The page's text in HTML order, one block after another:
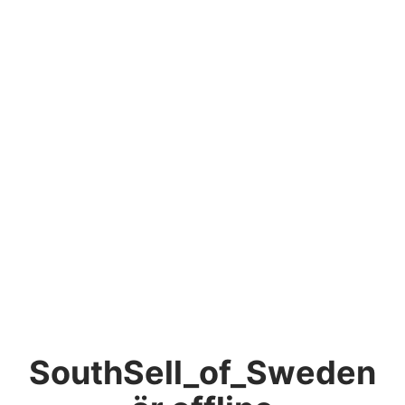
SouthSell_of_Sweden